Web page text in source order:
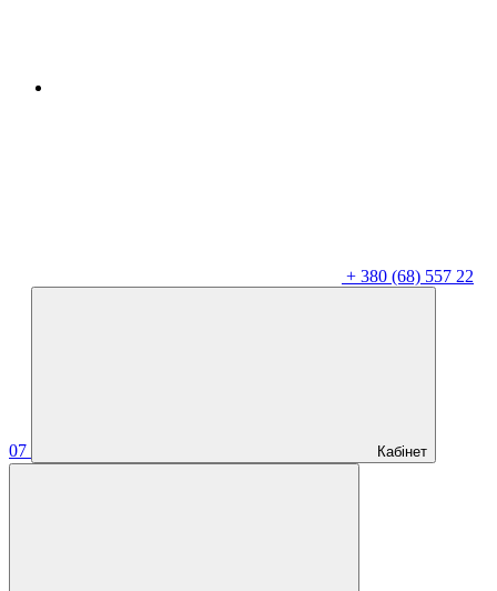
+ 380 (68) 557 22
07 Кабінет